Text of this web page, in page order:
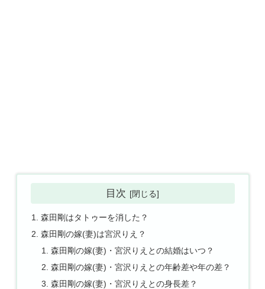
目次
森田剛はタトゥーを消した？
森田剛の嫁(妻)は宮沢りえ？
森田剛の嫁(妻)・宮沢りえとの結婚はいつ？
森田剛の嫁(妻)・宮沢りえとの年齢差や年の差？
森田剛の嫁(妻)・宮沢りえとの身長差？